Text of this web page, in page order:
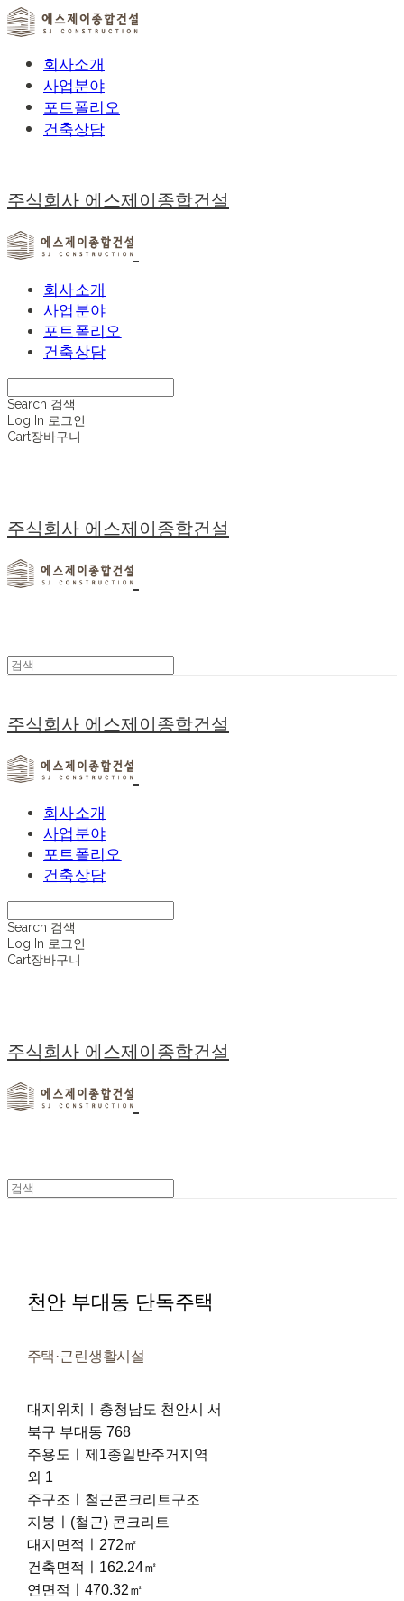
회사소개
사업분야
포트폴리오
건축상담
주식회사 에스제이종합건설
회사소개
사업분야
포트폴리오
건축상담
Search 검색
Log In 로그인
Cart장바구니
주식회사 에스제이종합건설
주식회사 에스제이종합건설
회사소개
사업분야
포트폴리오
건축상담
Search 검색
Log In 로그인
Cart장바구니
주식회사 에스제이종합건설
천안 부대동 단독주택
주택·근린생활시설
대지위치ㅣ충청남도 천안시 서
북구 부대동 768
주용도ㅣ제1종일반주거지역
외 1
주구조ㅣ철근콘크리트구조
지붕ㅣ(철근) 콘크리트
대지면적ㅣ272㎡
건축면적ㅣ162.24㎡
연면적ㅣ470.32㎡